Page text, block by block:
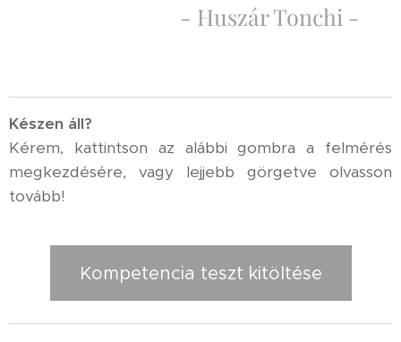
- Huszár Tonchi -
Készen áll?
Kérem, kattintson az alábbi gombra a felmérés
megkezdésére, vagy lejjebb görgetve olvasson
tovább!
Kompetencia teszt kitöltése